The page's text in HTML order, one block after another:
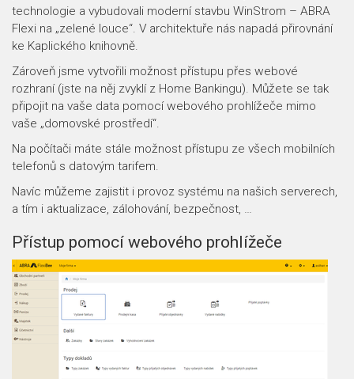
technologie a vybudovali moderní stavbu WinStrom – ABRA
Flexi na „zelené louce“. V architektuře nás napadá přirovnání
ke Kaplického knihovně.
Zároveň jsme vytvořili možnost přístupu přes webové
rozhraní (jste na něj zvyklí z Home Bankingu). Můžete se tak
připojit na vaše data pomocí webového prohlížeče mimo
vaše „domovské prostředí“.
Na počítači máte stále možnost přístupu ze všech mobilních
telefonů s datovým tarifem.
Navíc můžeme zajistit i provoz systému na našich serverech,
a tím i aktualizace, zálohování, bezpečnost, …
Přístup pomocí webového prohlížeče